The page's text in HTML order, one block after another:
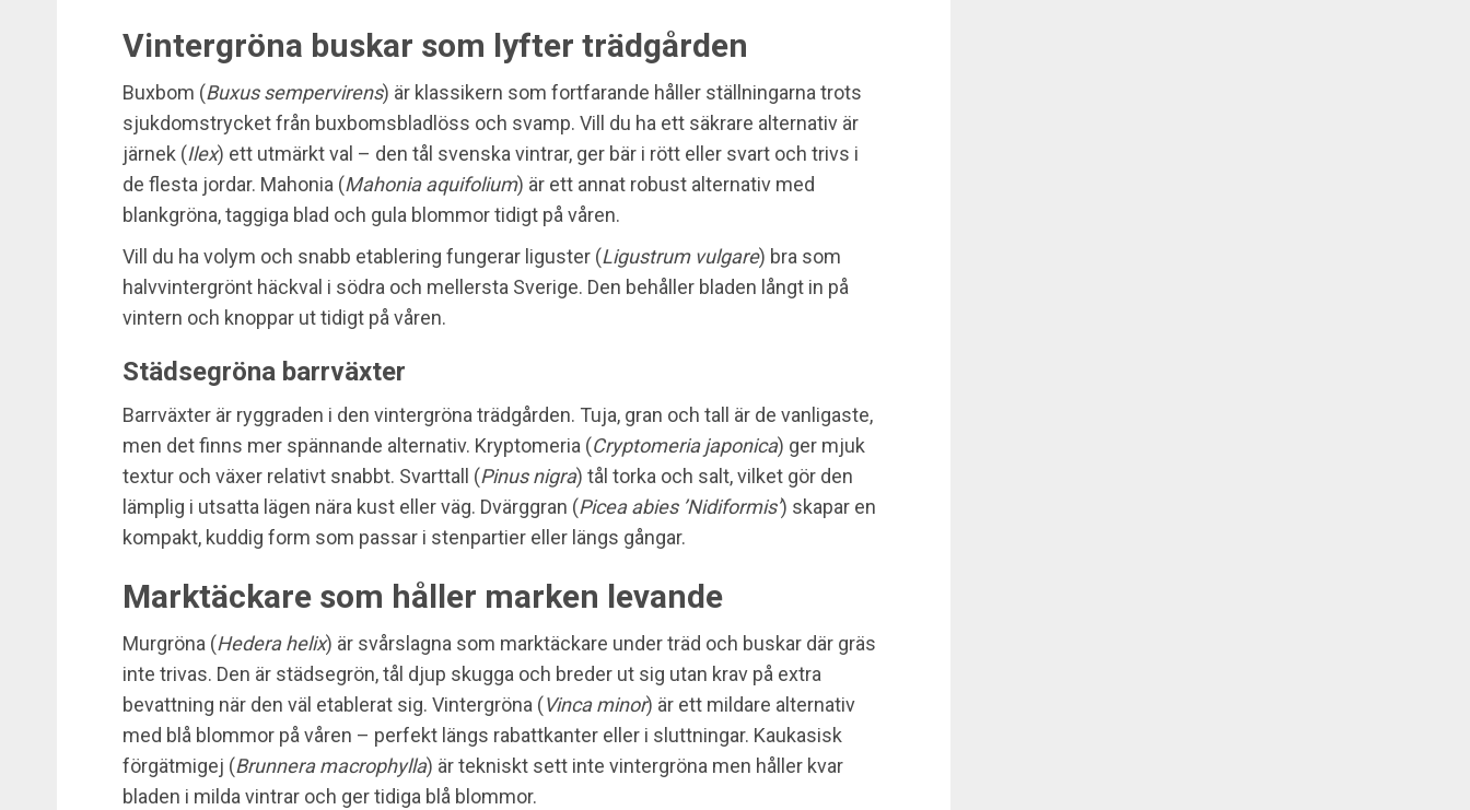
Vintergröna buskar som lyfter trädgården
Buxbom (Buxus sempervirens) är klassikern som fortfarande håller ställningarna trots
sjukdomstrycket från buxbomsbladlöss och svamp. Vill du ha ett säkrare alternativ är
järnek (Ilex) ett utmärkt val – den tål svenska vintrar, ger bär i rött eller svart och trivs i
de flesta jordar. Mahonia (Mahonia aquifolium) är ett annat robust alternativ med
blankgröna, taggiga blad och gula blommor tidigt på våren.
Vill du ha volym och snabb etablering fungerar liguster (Ligustrum vulgare) bra som
halvvintergrönt häckval i södra och mellersta Sverige. Den behåller bladen långt in på
vintern och knoppar ut tidigt på våren.
Städsegröna barrväxter
Barrväxter är ryggraden i den vintergröna trädgården. Tuja, gran och tall är de vanligaste,
men det finns mer spännande alternativ. Kryptomeria (Cryptomeria japonica) ger mjuk
textur och växer relativt snabbt. Svarttall (Pinus nigra) tål torka och salt, vilket gör den
lämplig i utsatta lägen nära kust eller väg. Dvärggran (Picea abies ’Nidiformis’) skapar en
kompakt, kuddig form som passar i stenpartier eller längs gångar.
Marktäckare som håller marken levande
Murgröna (Hedera helix) är svårslagna som marktäckare under träd och buskar där gräs
inte trivas. Den är städsegrön, tål djup skugga och breder ut sig utan krav på extra
bevattning när den väl etablerat sig. Vintergröna (Vinca minor) är ett mildare alternativ
med blå blommor på våren – perfekt längs rabattkanter eller i sluttningar. Kaukasisk
förgätmigej (Brunnera macrophylla) är tekniskt sett inte vintergröna men håller kvar
bladen i milda vintrar och ger tidiga blå blommor.